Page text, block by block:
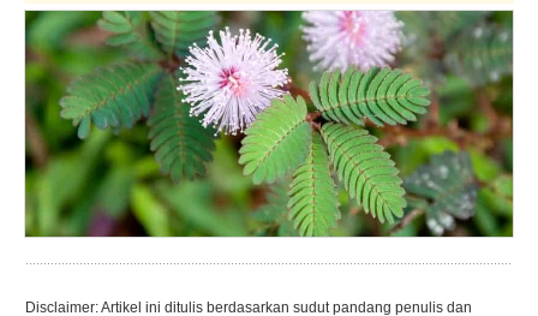
Disclaimer: Artikel ini ditulis berdasarkan sudut pandang penulis dan